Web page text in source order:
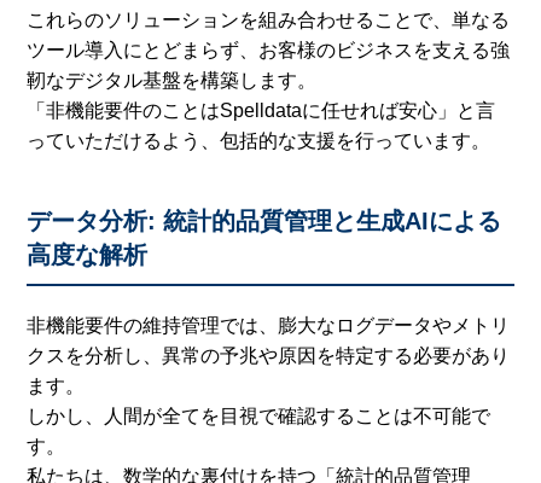
これらのソリューションを組み合わせることで、単なる
ツール導入にとどまらず、お客様のビジネスを支える強
靭なデジタル基盤を構築します。
「非機能要件のことはSpelldataに任せれば安心」と言
っていただけるよう、包括的な支援を行っています。
データ分析: 統計的品質管理と生成AIによる
高度な解析
非機能要件の維持管理では、膨大なログデータやメトリ
クスを分析し、異常の予兆や原因を特定する必要があり
ます。
しかし、人間が全てを目視で確認することは不可能で
す。
私たちは、数学的な裏付けを持つ「統計的品質管理